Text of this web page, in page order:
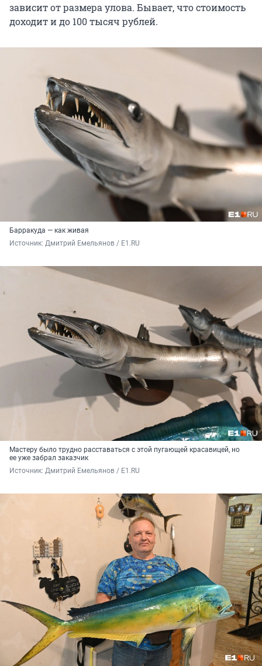
зависит от размера улова. Бывает, что стоимость
доходит и до 100 тысяч рублей.
Барракуда — как живая
Источник: Дмитрий Емельянов / E1.RU
Мастеру было трудно расставаться с этой пугающей красавицей, но
ее уже забрал заказчик
Источник: Дмитрий Емельянов / E1.RU